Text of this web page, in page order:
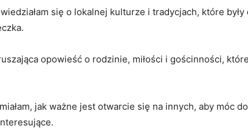
⁣się o lokalnej⁤ kulturze i tradycjach, które
opowieść‍ o rodzinie,‌ miłości i‍ gościnności,
jak‌ ważne jest otwarcie się na innych, aby móc